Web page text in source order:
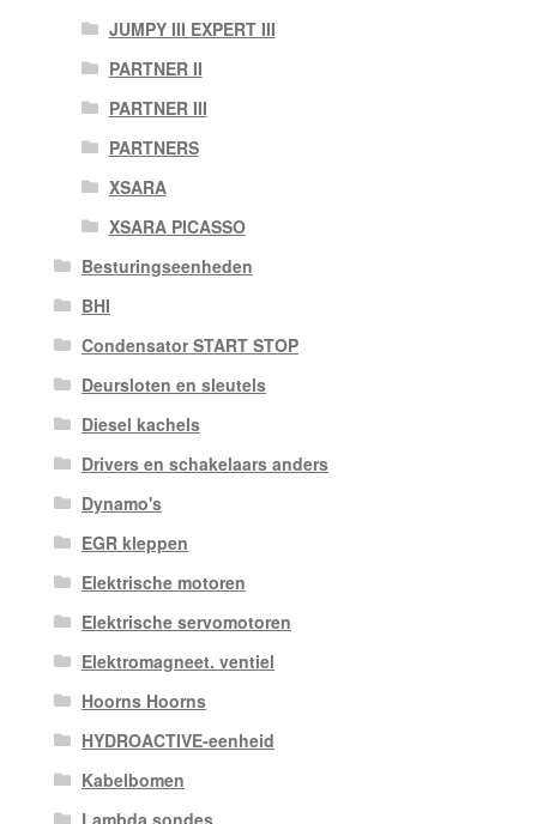
JUMPY III EXPERT III
PARTNER II
PARTNER III
PARTNERS
XSARA
XSARA PICASSO
Besturingseenheden
BHI
Condensator START STOP
Deursloten en sleutels
Diesel kachels
Drivers en schakelaars anders
Dynamo's
EGR kleppen
Elektrische motoren
Elektrische servomotoren
Elektromagneet. ventiel
Hoorns Hoorns
HYDROACTIVE-eenheid
Kabelbomen
Lambda sondes